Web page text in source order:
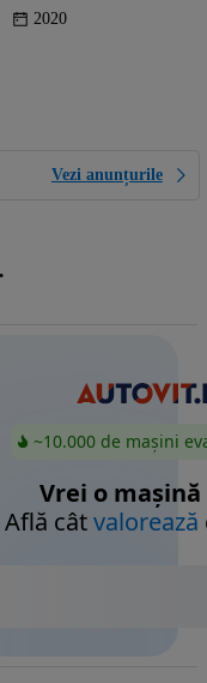
2020
Vezi anunțurile
~10.000 de mașini
Vrei o mașină
Află câtvalorează